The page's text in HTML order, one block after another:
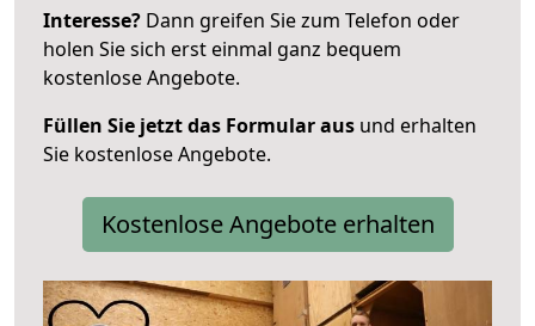
Interesse? Dann greifen Sie zum Telefon oder
holen Sie sich erst einmal ganz bequem
kostenlose Angebote.
Füllen Sie jetzt das Formular aus und erhalten
Sie kostenlose Angebote.
Kostenlose Angebote erhalten